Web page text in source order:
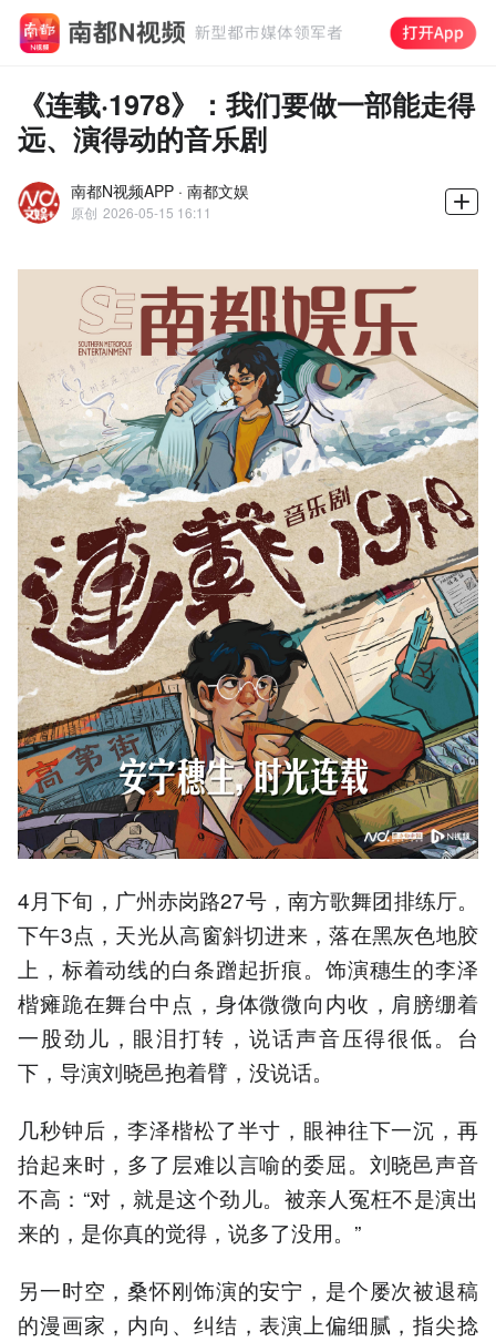
《连载·1978》：我们要做一部能走得
远、演得动的音乐剧
南都N视频APP · 南都文娱
原创 2026-05-15 16:11
4月下旬，广州赤岗路27号，南方歌舞团排练厅。
下午3点，天光从高窗斜切进来，落在黑灰色地胶
上，标着动线的白条蹭起折痕。饰演穗生的李泽
楷瘫跪在舞台中点，身体微微向内收，肩膀绷着
一股劲儿，眼泪打转，说话声音压得很低。台
下，导演刘晓邑抱着臂，没说话。
几秒钟后，李泽楷松了半寸，眼神往下一沉，再
抬起来时，多了层难以言喻的委屈。刘晓邑声音
不高：“对，就是这个劲儿。被亲人冤枉不是演出
来的，是你真的觉得，说多了没用。”
另一时空，桑怀刚饰演的安宁，是个屡次被退稿
的漫画家，内向、纠结，表演上偏细腻，指尖捻